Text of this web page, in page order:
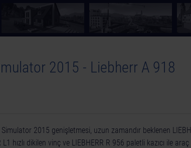
2015 - Liebherr A 918
2015 genişletmesi, uzun zamandır beklenen
L1 hızlı dikilen vinç ve LIEBHERR R 956 paletli kazıcı ile